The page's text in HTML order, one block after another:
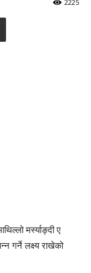
2225
मर्स्याङ्दी ए
गर्ने लक्ष्य राखेको